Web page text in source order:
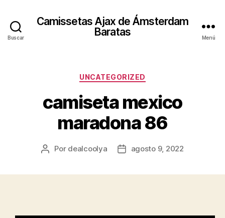
Buscar
Camissetas Ajax de Ámsterdam
Baratas
Menú
Categorías
UNCATEGORIZED
camiseta mexico
maradona 86
Autor
Por dealcoolya
Fechaagosto 9, 2022